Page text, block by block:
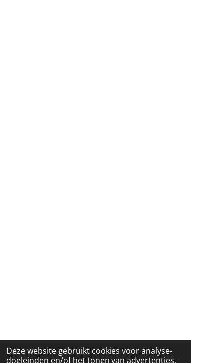
Deze website gebruikt cookies voor analyse-
doeleinden en/of het tonen van advertenties.